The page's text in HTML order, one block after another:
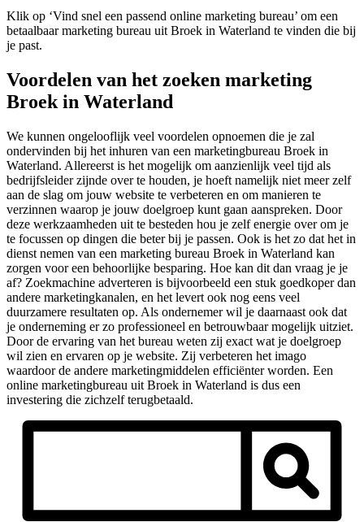
Klik op ‘Vind snel een passend online marketing bureau’ om een
betaalbaar marketing bureau uit Broek in Waterland te vinden die bij
je past.
Voordelen van het zoeken marketing
Broek in Waterland
We kunnen ongelooflijk veel voordelen opnoemen die je zal
ondervinden bij het inhuren van een marketingbureau Broek in
Waterland. Allereerst is het mogelijk om aanzienlijk veel tijd als
bedrijfsleider zijnde over te houden, je hoeft namelijk niet meer zelf
aan de slag om jouw website te verbeteren en om manieren te
verzinnen waarop je jouw doelgroep kunt gaan aanspreken. Door
deze werkzaamheden uit te besteden hou je zelf energie over om je
te focussen op dingen die beter bij je passen. Ook is het zo dat het in
dienst nemen van een marketing bureau Broek in Waterland kan
zorgen voor een behoorlijke besparing. Hoe kan dit dan vraag je je
af? Zoekmachine adverteren is bijvoorbeeld een stuk goedkoper dan
andere marketingkanalen, en het levert ook nog eens veel
duurzamere resultaten op. Als ondernemer wil je daarnaast ook dat
je onderneming er zo professioneel en betrouwbaar mogelijk uitziet.
Door de ervaring van het bureau weten zij exact wat je doelgroep
wil zien en ervaren op je website. Zij verbeteren het imago
waardoor de andere marketingmiddelen efficiënter worden. Een
online marketingbureau uit Broek in Waterland is dus een
investering die zichzelf terugbetaald.